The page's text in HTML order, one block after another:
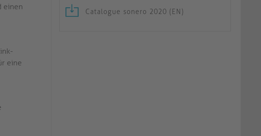
Catalogue sonero 2020 (EN)
einen
eine